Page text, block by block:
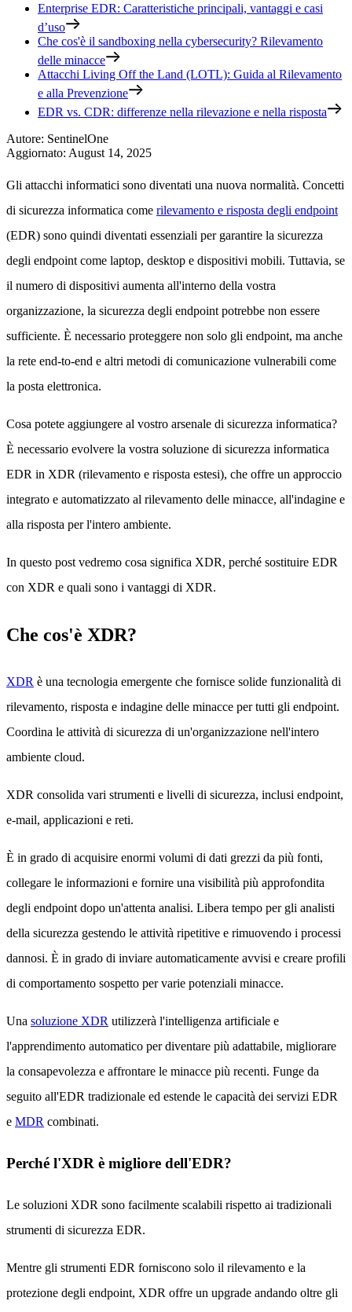
Enterprise EDR: Caratteristiche principali, vantaggi e casi
d’uso
Che cos'è il sandboxing nella cybersecurity? Rilevamento
delle minacce
Attacchi Living Off the Land (LOTL): Guida al Rilevamento
e alla Prevenzione
EDR vs. CDR: differenze nella rilevazione e nella risposta
Autore: SentinelOne
Aggiornato: August 14, 2025
Gli attacchi informatici sono diventati una nuova normalità. Concetti
di sicurezza informatica come rilevamento e risposta degli endpoint
(EDR) sono quindi diventati essenziali per garantire la sicurezza
degli endpoint come laptop, desktop e dispositivi mobili. Tuttavia, se
il numero di dispositivi aumenta all'interno della vostra
organizzazione, la sicurezza degli endpoint potrebbe non essere
sufficiente. È necessario proteggere non solo gli endpoint, ma anche
la rete end-to-end e altri metodi di comunicazione vulnerabili come
la posta elettronica.
Cosa potete aggiungere al vostro arsenale di sicurezza informatica?
È necessario evolvere la vostra soluzione di sicurezza informatica
EDR in XDR (rilevamento e risposta estesi), che offre un approccio
integrato e automatizzato al rilevamento delle minacce, all'indagine e
alla risposta per l'intero ambiente.
In questo post vedremo cosa significa XDR, perché sostituire EDR
con XDR e quali sono i vantaggi di XDR.
Che cos'è XDR?
XDR è una tecnologia emergente che fornisce solide funzionalità di
rilevamento, risposta e indagine delle minacce per tutti gli endpoint.
Coordina le attività di sicurezza di un'organizzazione nell'intero
ambiente cloud.
XDR consolida vari strumenti e livelli di sicurezza, inclusi endpoint,
e-mail, applicazioni e reti.
È in grado di acquisire enormi volumi di dati grezzi da più fonti,
collegare le informazioni e fornire una visibilità più approfondita
degli endpoint dopo un'attenta analisi. Libera tempo per gli analisti
della sicurezza gestendo le attività ripetitive e rimuovendo i processi
dannosi. È in grado di inviare automaticamente avvisi e creare profili
di comportamento sospetto per varie potenziali minacce.
Una soluzione XDR utilizzerà l'intelligenza artificiale e
l'apprendimento automatico per diventare più adattabile, migliorare
la consapevolezza e affrontare le minacce più recenti. Funge da
seguito all'EDR tradizionale ed estende le capacità dei servizi EDR
e MDR combinati.
Perché l'XDR è migliore dell'EDR?
Le soluzioni XDR sono facilmente scalabili rispetto ai tradizionali
strumenti di sicurezza EDR.
Mentre gli strumenti EDR forniscono solo il rilevamento e la
protezione degli endpoint, XDR offre un upgrade andando oltre gli